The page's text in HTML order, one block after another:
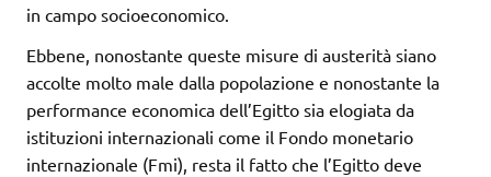
in campo socioeconomico.
Ebbene, nonostante queste misure di austerità siano
accolte molto male dalla popolazione e nonostante la
performance economica dell’Egitto sia elogiata da
istituzioni internazionali come il Fondo monetario
internazionale (Fmi), resta il fatto che l’Egitto deve